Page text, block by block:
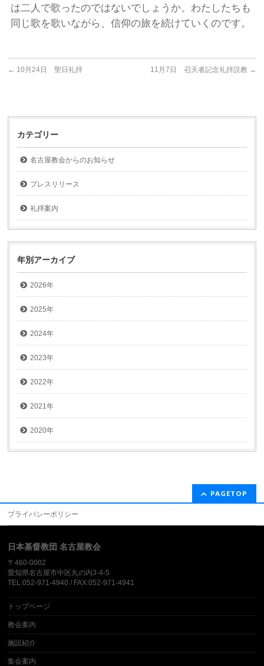
は二人で歌ったのではないでしょうか。わたしたちも
同じ歌を歌いながら、信仰の旅を続けていくのです。
← 10月24日 聖日礼拝 11月7日 召天者記念礼拝説教 →
カテゴリー
名古屋教会からのお知らせ
プレスリリース
礼拝案内
年別アーカイブ
2026年
2025年
2024年
2023年
2022年
2021年
2020年
PAGETOP
プライバシーポリシー
日本基督教団 名古屋教会
〒460-0002
愛知県名古屋市中区丸の内3-4-5
TEL:052-971-4940 / FAX:052-971-4941
トップページ
教会案内
施設紹介
集会案内